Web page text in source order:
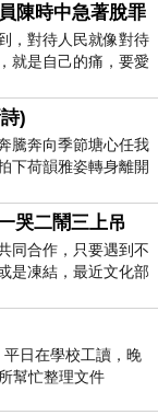
陳時中急著脫罪
，對待人民就像對待
就是自己的痛，要愛
上根本沒做
)
騰奔向季節塘心任我
下荷韻雅姿轉身離開
柄上盼望
哭二鬧三上吊
同合作，只要遇到不
是凍結，最近文化部
，在110年
平日在學校工讀，晚
幫忙整理文件